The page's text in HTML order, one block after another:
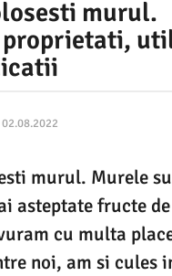
murul.
02.08.2022
0
.
2
0
murul. Murele
asteptate fructe
cu multa
noi, am si cules